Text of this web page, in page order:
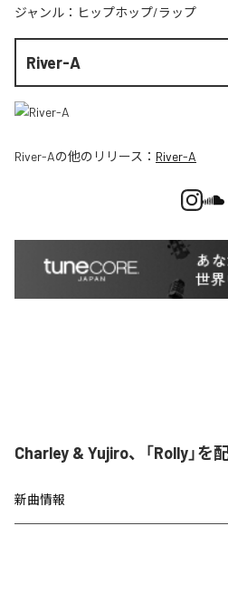
ジャンル： ヒップホップ/ラップ
River-A
River-Aの他のリリース： River-A
Charley & Yujiro、「Rolly」を
新曲情報